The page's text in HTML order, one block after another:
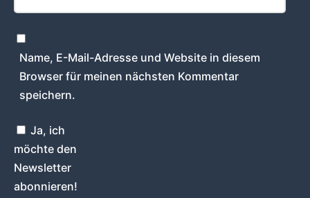
Name, E-Mail-Adresse und Website in diesem
Browser für meinen nächsten Kommentar
speichern.
Ja, ich
möchte den
Newsletter
abonnieren!